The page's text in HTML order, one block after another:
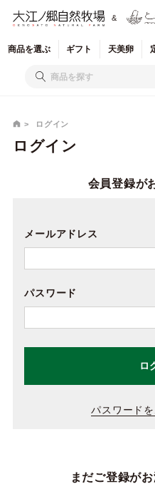
&
商品を選ぶ ギフト 天美卵
ログイン
ログイン
会員登録が
メールアドレス
パスワード
ロ
パスワード
まだご登録が